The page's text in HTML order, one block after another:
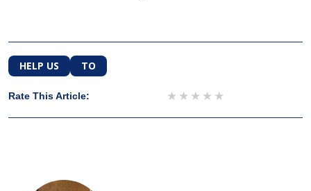
HELP US TO
Rate This Article: 4 stars
3 stars
2 stars
1 star